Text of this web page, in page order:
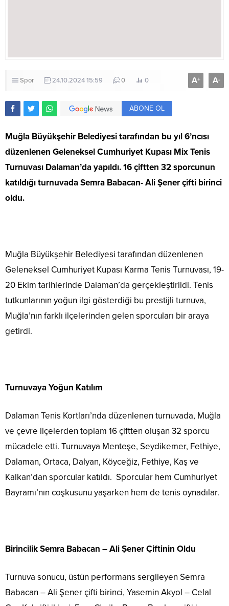
Spor 24.10.2024 15:59 0 0 A+ A-
ABONE OL
Muğla Büyükşehir Belediyesi tarafından bu yıl 6’ncısı
düzenlenen Geleneksel Cumhuriyet Kupası Mix Tenis
Turnuvası Dalaman’da yapıldı. 16 çiftten 32 sporcunun
katıldığı turnuvada Semra Babacan- Ali Şener çifti birinci
oldu.
Muğla Büyükşehir Belediyesi tarafından düzenlenen
Geleneksel Cumhuriyet Kupası Karma Tenis Turnuvası, 19-
20 Ekim tarihlerinde Dalaman’da gerçekleştirildi. Tenis
tutkunlarının yoğun ilgi gösterdiği bu prestijli turnuva,
Muğla’nın farklı ilçelerinden gelen sporcuları bir araya
getirdi.
Turnuvaya Yoğun Katılım
Dalaman Tenis Kortları’nda düzenlenen turnuvada, Muğla
ve çevre ilçelerden toplam 16 çiftten oluşan 32 sporcu
mücadele etti. Turnuvaya Menteşe, Seydikemer, Fethiye,
Dalaman, Ortaca, Dalyan, Köyceğiz, Fethiye, Kaş ve
Kalkan’dan sporcular katıldı. Sporcular hem Cumhuriyet
Bayramı’nın coşkusunu yaşarken hem de tenis oynadılar.
Birincilik Semra Babacan – Ali Şener Çiftinin Oldu
Turnuva sonucu, üstün performans sergileyen Semra
Babacan – Ali Şener çifti birinci, Yasemin Akyol – Celal